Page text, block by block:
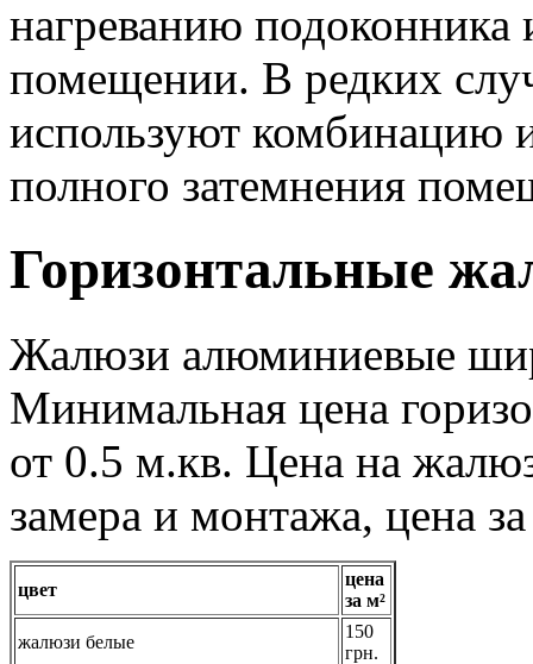
нагреванию подоконника
помещении. В редких
используют комбинацию
полного затемнения
Горизонтальные
Жалюзи алюминиевые
Минимальная цена
от 0.5 м.кв. Цена на
замера и монтажа, цена
цвет
цена
за м²
жалюзи белые
150
грн.